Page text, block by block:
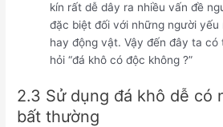
kín rất dễ dây ra nhiều vấn đề
đặc biệt đối với những người
hay động vật. Vậy đến đây ta
hỏi “đá khô có độc không ?”
2.3 Sử dụng đá khô dễ có
bất thường